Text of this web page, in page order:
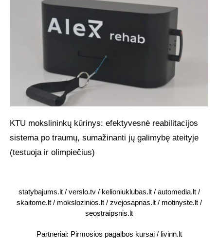
KTU mokslininkų kūrinys: efektyvesnė reabilitacijos
sistema po traumų, sumažinanti jų galimybę ateityje
(testuoja ir olimpiečius)
statybajums.lt/ verslo.tv/ kelioniuklubas.lt/ automedia.lt/
skaitome.lt/ mokslozinios.lt/ zvejosapnas.lt/ motinyste.lt/
seostraipsnis.lt
Partneriai: Pirmosios pagalbos kursai/ livinn.lt